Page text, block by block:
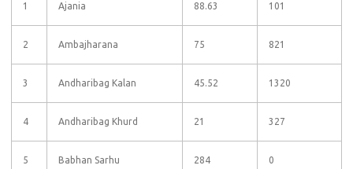
1 Ajania 88.63 101
2 Ambajharana 75 821
3 Andharibag Kalan 45.52 1320
4 Andharibag Khurd 21 327
5 Babhan Sarhu 284 0